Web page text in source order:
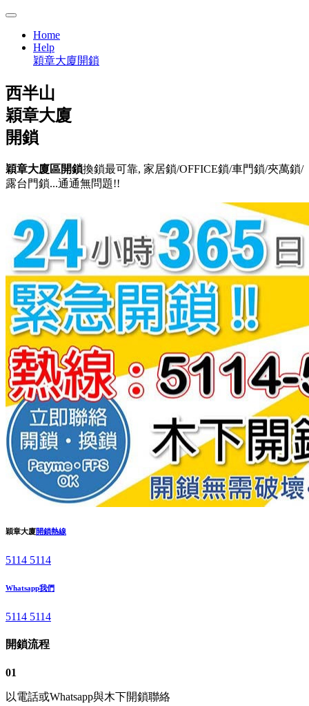
Home
Help
穎章大廈開鎖
西半山
穎章大廈
開鎖
穎章大廈區開鎖換鎖最可靠, 家居鎖/OFFICE鎖/車門鎖/夾萬鎖/
露台門鎖...通通無問題!!
穎章大廈開鎖熱線
5114 5114
Whatsapp我們
5114 5114
開鎖流程
01
以電話或Whatsapp與木下開鎖聯絡